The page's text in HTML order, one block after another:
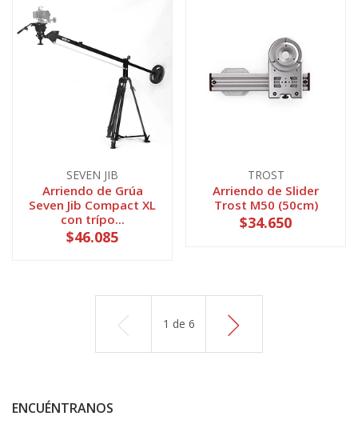
SEVEN JIB
Arriendo de Grúa
Seven Jib Compact XL
con trípo...
$46.085
TROST
Arriendo de Slider
Trost M50 (50cm)
$34.650
1 de 6
ENCUÉNTRANOS